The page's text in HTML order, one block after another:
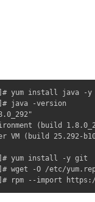
yum install java -y
java -version
(build
VM (build 25.292-
yum install -y git
wget -O /etc/
~]# rpm --import